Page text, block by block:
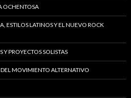
OCHENTOSA
ESTILOS LATINOS Y EL NUEVO ROCK
PROYECTOS SOLISTAS
MOVIMIENTO ALTERNATIVO